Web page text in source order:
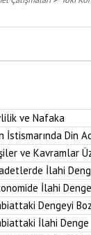
ve Nafaka
İstismarında Din
ve Kavramlar
İlahi
İlahi Denge
Dengeyi
İlahi Denge